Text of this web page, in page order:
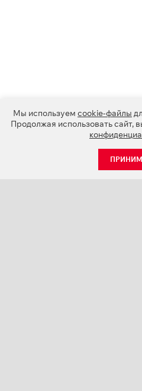
Мы используем cookie-файлы
Продолжая использовать сайт,